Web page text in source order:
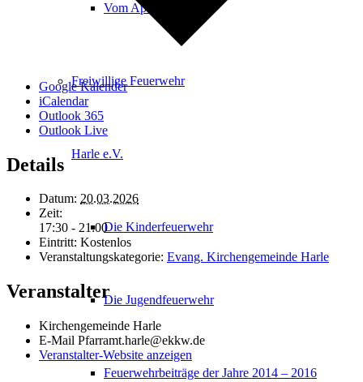
Vom Apfel zum Saft
Freiwillige Feuerwehr
Harle e.V.
Die Kinderfeuerwehr
Die Jugendfeuerwehr
Feuerwehrbeiträge der Jahre 2014 – 2016
Google Kalender
iCalendar
Outlook 365
Outlook Live
Details
Datum: 20.03.2026
Zeit:
17:30 - 21:00
Eintritt: Kostenlos
Veranstaltungskategorie: Evang. Kirchengemeinde Harle
Veranstalter
Kirchengemeinde Harle
E-Mail Pfarramt.harle@ekkw.de
Veranstalter-Website anzeigen